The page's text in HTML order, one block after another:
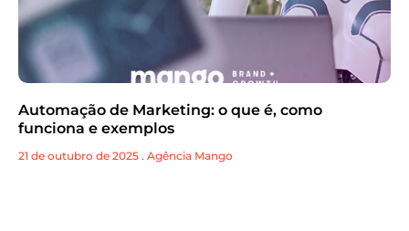
Automação de Marketing: o que é, como
funciona e exemplos
21 de outubro de 2025 . Agência Mango